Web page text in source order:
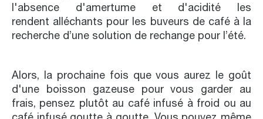
l'absence d'amertume et d'acidité les
rendent alléchants pour les buveurs de café à la
recherche d’une solution de rechange pour l’été.
Alors, la prochaine fois que vous aurez le goût
d'une boisson gazeuse pour vous garder au
frais, pensez plutôt au café infusé à froid ou au